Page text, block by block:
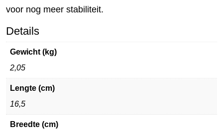
voor nog meer stabiliteit.
Details
Gewicht (kg)
2,05
Lengte (cm)
16,5
Breedte (cm)